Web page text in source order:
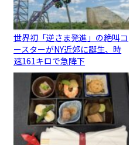
世界初「逆さま発進」の絶叫コ
ースターがNY近郊に誕生、時
速161キロで急降下